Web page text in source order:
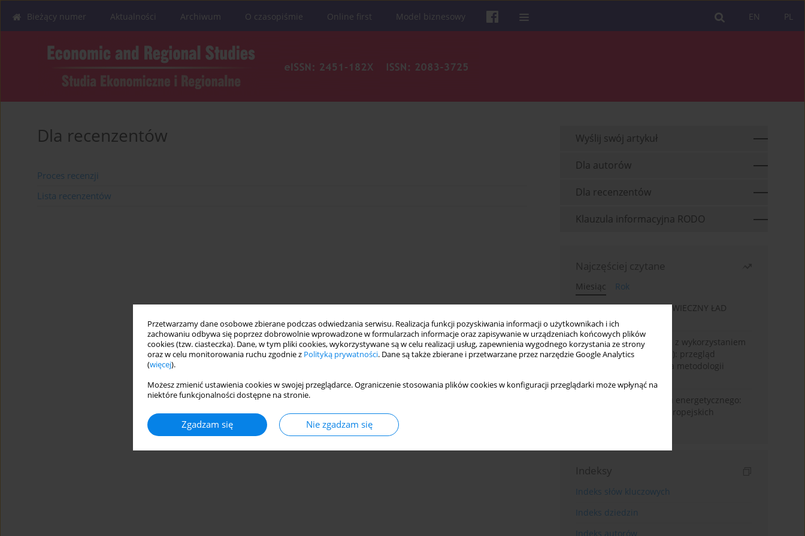
Przetwarzamy dane osobowe zbierane podczas odwiedzania serwisu. Realizacja funkcji pozyskiwania informacji o użytkownikach i ich
zachowaniu odbywa się poprzez dobrowolnie wprowadzone w formularzach informacje oraz zapisywanie w urządzeniach końcowych plików
cookies (tzw. ciasteczka). Dane, w tym pliki cookies, wykorzystywane są w celu realizacji usług, zapewnienia wygodnego korzystania ze strony
oraz w celu monitorowania ruchu zgodnie z Polityką prywatności. Dane są także zbierane i przetwarzane przez narzędzie Google Analytics
(więcej).
Możesz zmienić ustawienia cookies w swojej przeglądarce. Ograniczenie stosowania plików cookies w konfiguracji przeglądarki może wpłynąć na
niektóre funkcjonalności dostępne na stronie.
Zgadzam się Nie zgadzam się
PL
EN
Bieżący numer Aktualności Archiwum O czasopiśmie Online first Model biznesowy
Dla recenzentów
Proces recenzji
Lista recenzentów
Wyślij swój artykuł
Dla autorów
Dla recenzentów
Klauzula informacyjna RODO
Najczęściej czytane
Miesiąc
Rok
„WIECZNA EKONOMIA”: WIECZNY ŁAD
GOSPODARCZY
Prognozowanie powodzi z wykorzystaniem
sztucznej Inteligencji (AI): przegląd
systematyczny oparty na metodologii
Od pandemii do kryzysu energetycznego:
dynamika ubóstwa w europejskich
Indeksy
Indeks słów kluczowych
Indeks dziedzin
Indeks autorów